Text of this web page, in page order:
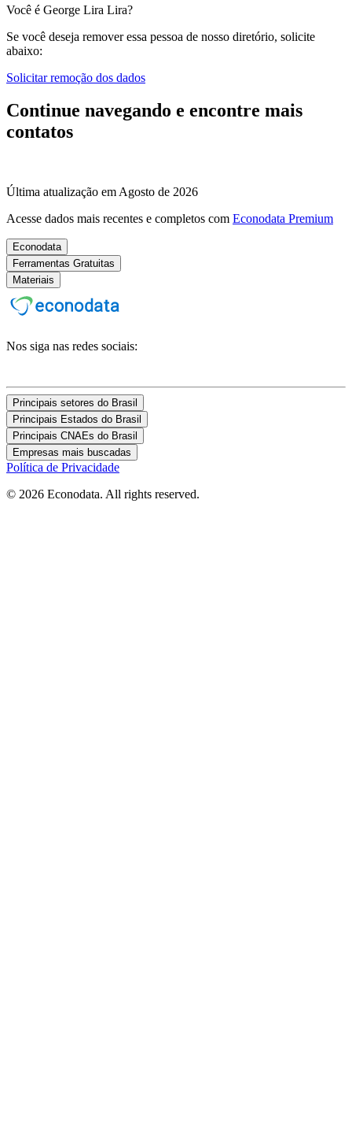
Você é George Lira Lira?
Se você deseja remover essa pessoa de nosso diretório, solicite
abaixo:
Solicitar remoção dos dados
Continue navegando e encontre mais
contatos
Última atualização em Agosto de 2026
Acesse dados mais recentes e completos com Econodata Premium
Econodata
Ferramentas Gratuitas
Materiais
Nos siga nas redes sociais:
Principais setores do Brasil
Principais Estados do Brasil
Principais CNAEs do Brasil
Empresas mais buscadas
Política de Privacidade
© 2026 Econodata. All rights reserved.